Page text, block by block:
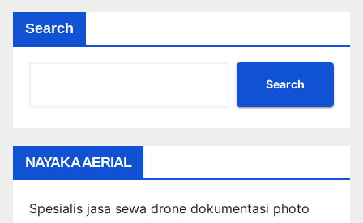
Search
Search
NAYAKA AERIAL
Spesialis jasa sewa drone dokumentasi photo